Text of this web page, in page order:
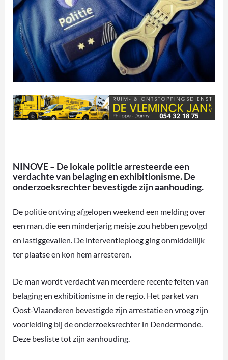
NINOVE – De lokale politie arresteerde een
verdachte van belaging en exhibitionisme. De
onderzoeksrechter bevestigde zijn aanhouding.
De politie ontving afgelopen weekend een melding over
een man, die een minderjarig meisje zou hebben gevolgd
en lastiggevallen. De interventieploeg ging onmiddellijk
ter plaatse en kon hem arresteren.
De man wordt verdacht van meerdere recente feiten van
belaging en exhibitionisme in de regio. Het parket van
Oost-Vlaanderen bevestigde zijn arrestatie en vroeg zijn
voorleiding bij de onderzoeksrechter in Dendermonde.
Deze besliste tot zijn aanhouding.